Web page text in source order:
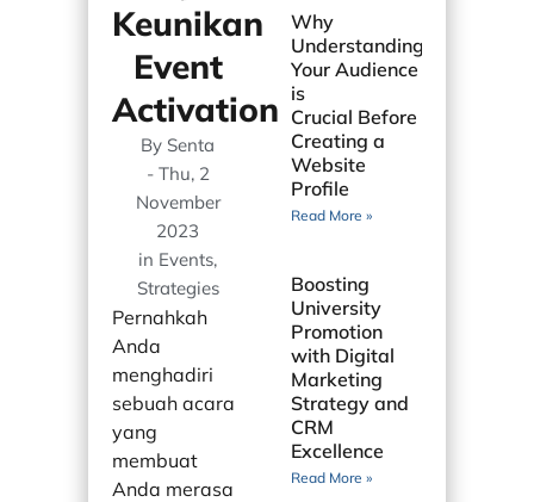
Keunikan
Event
Activation
By Senta
- Thu, 2
November
2023
in Events,
Strategies
Pernahkah
Anda
menghadiri
sebuah acara
yang
membuat
Anda merasa
Why
Understanding
Your Audience
is
Crucial Before
Creating a
Website
Profile
Read More »
Boosting
University
Promotion
with Digital
Marketing
Strategy and
CRM
Excellence
Read More »